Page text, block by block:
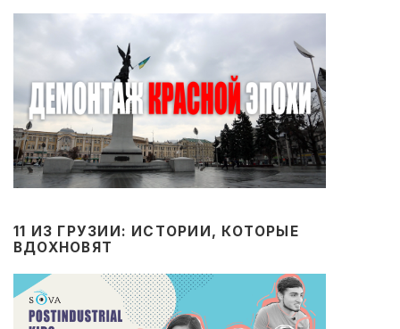
11 ИЗ ГРУЗИИ: ИСТОРИИ, КОТОРЫЕ
ВДОХНОВЯТ